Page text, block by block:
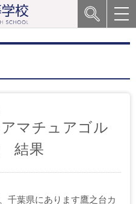
アマチュアゴル
結果
千葉県にあります鷹之台カ